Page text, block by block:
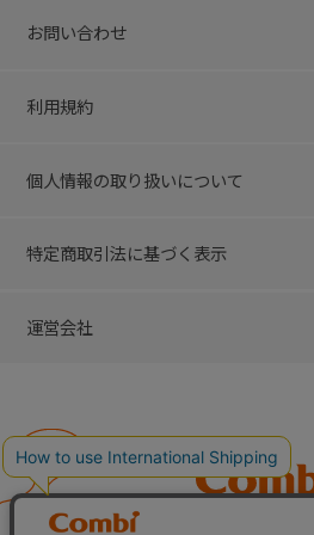
お問い合わせ
利用規約
個人情報の取り扱いについて
特定商取引法に基づく表示
運営会社